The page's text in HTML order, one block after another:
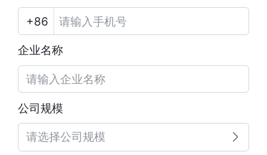
企业名称
公司规模
请选择公司规模